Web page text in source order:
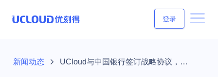
登录
新闻动态 UCloud与中国银行签订战略协议，助力云计算赋能产业互联网